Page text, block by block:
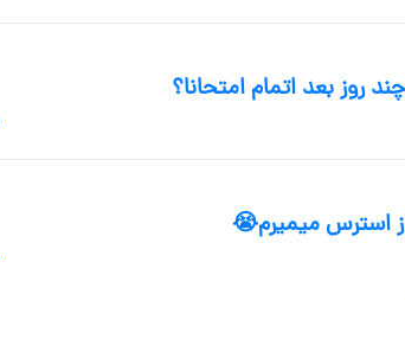
بعد اتمام امتحانا؟
استرس میمیرم😭